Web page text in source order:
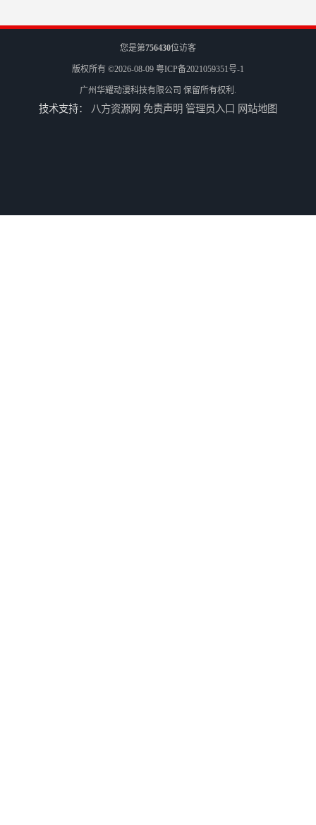
您是第756430位访客
版权所有 ©2026-08-09 粤ICP备2021059351号-1
广州华耀动漫科技有限公司 保留所有权利.
技术支持： 八方资源网 免责声明 管理员入口 网站地图